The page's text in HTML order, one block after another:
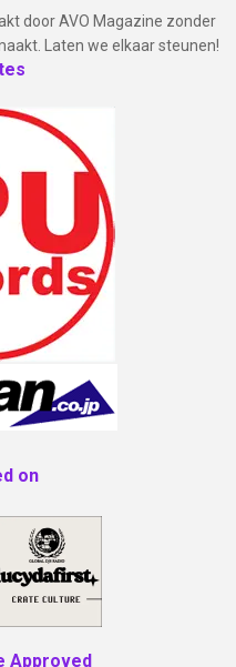
door AVO Magazine zonder
Laten we elkaar steunen!
on
Approved